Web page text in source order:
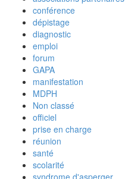
conférence
dépistage
diagnostic
emploi
forum
GAPA
manifestation
MDPH
Non classé
officiel
prise en charge
réunion
santé
scolarité